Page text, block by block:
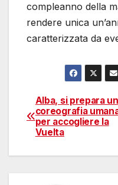
compleanno della
rendere unica
caratterizzata da
articoli
Alba, si prepara
coreografia
per accogliere la
Vuelta